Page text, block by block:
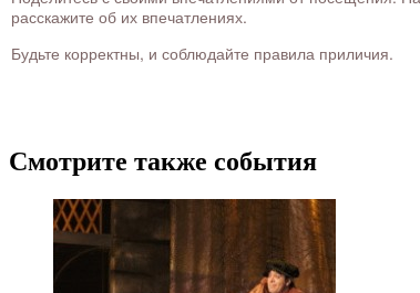
расскажите об их впечатлениях.
Будьте корректны, и соблюдайте правила приличия.
Смотрите также события